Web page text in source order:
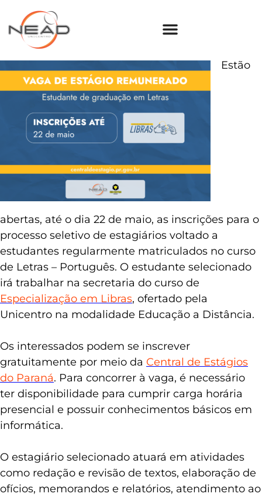
Estão
abertas, até o dia 22 de maio, as inscrições para o
processo seletivo de estagiários voltado a
estudantes regularmente matriculados no curso
de Letras – Português. O estudante selecionado
irá trabalhar na secretaria do curso de
Especialização em Libras, ofertado pela
Unicentro na modalidade Educação a Distância.
Os interessados podem se inscrever
gratuitamente por meio da Central de Estágios
do Paraná. Para concorrer à vaga, é necessário
ter disponibilidade para cumprir carga horária
presencial e possuir conhecimentos básicos em
informática.
O estagiário selecionado atuará em atividades
como redação e revisão de textos, elaboração de
ofícios, memorandos e relatórios, atendimento ao